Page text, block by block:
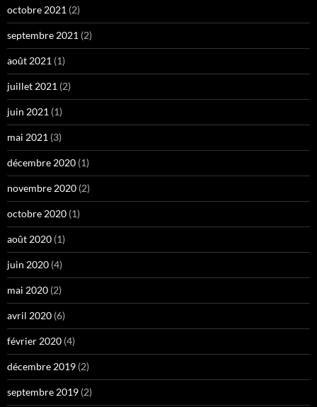
octobre 2021 (2)
septembre 2021 (2)
août 2021 (1)
juillet 2021 (2)
juin 2021 (1)
mai 2021 (3)
décembre 2020 (1)
novembre 2020 (2)
octobre 2020 (1)
août 2020 (1)
juin 2020 (4)
mai 2020 (2)
avril 2020 (6)
février 2020 (4)
décembre 2019 (2)
septembre 2019 (2)